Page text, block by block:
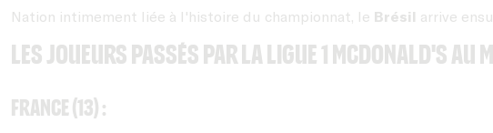
Nation intimement liée à l'histoire du championnat, le Brésil arrive
Les joueurs passés par la Ligue 1 McDonald's Au
France (13) :